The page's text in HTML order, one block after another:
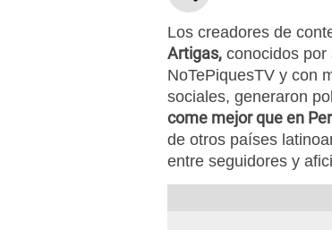
Los creadores de
Artigas, conocidos por
NoTePiquesTV y con
sociales, generaron
come mejor que en
de otros países
entre seguidores y